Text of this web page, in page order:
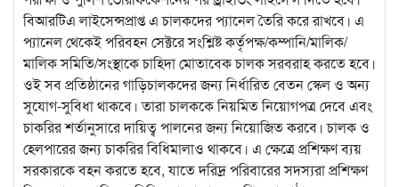
বিআরটিএ লাইসেন্সপ্রাপ্ত এ চালকদের প্যানেল তৈরি করে রাখবে। এ
প্যানেল থেকেই পরিবহন সেক্টরে সংশ্লিষ্ট কর্তৃপক্ষ/কম্পানি/মালিক/
মালিক সমিতি/সংস্থাকে চাহিদা মোতাবেক চালক সরবরাহ করতে হবে।
ওই সব প্রতিষ্ঠানের গাড়িচালকদের জন্য নির্ধারিত বেতন স্কেল ও অন্য
সুযোগ-সুবিধা থাকবে। তারা চালককে নিয়মিত নিয়োগপত্র দেবে এবং
চাকরির শর্তানুসারে দায়িত্ব পালনের জন্য নিয়োজিত করবে। চালক ও
হেলপারের জন্য চাকরির বিধিমালাও থাকবে। এ ক্ষেত্রে প্রশিক্ষণ ব্যয়
সরকারকে বহন করতে হবে, যাতে দরিদ্র পরিবারের সদস্যরা প্রশিক্ষণ